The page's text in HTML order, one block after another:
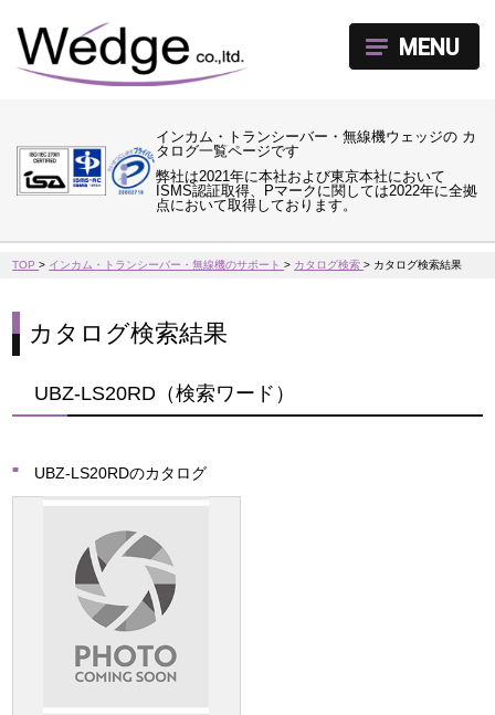
インカム・トランシーバー・無線機ウェッジの カ
タログ一覧ページです
弊社は2021年に本社および東京本社において
ISMS認証取得、Pマークに関しては2022年に全拠
点において取得しております。
MENU
TOP> インカム・トランシーバー・無線機のサポート> カタログ検索> カタログ検索結果
カタログ検索結果
UBZ-LS20RD（検索ワード）
UBZ-LS20RDのカタログ